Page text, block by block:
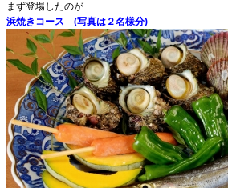
まず登場したのが
浜焼きコース (写真は２名様分)